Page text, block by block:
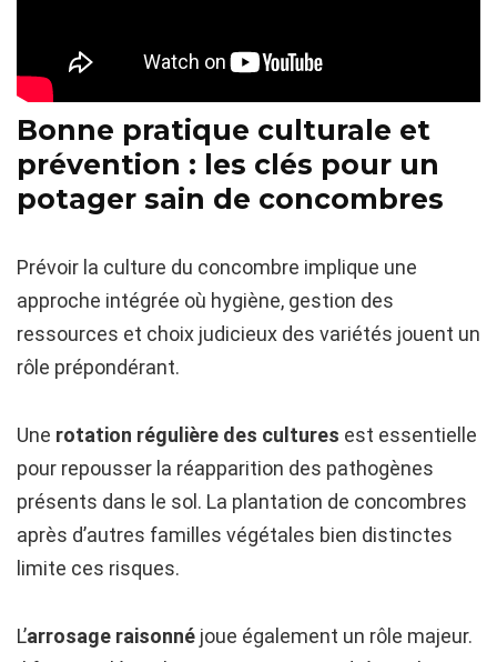
Bonne pratique culturale et
prévention : les clés pour un
potager sain de concombres
Prévoir la culture du concombre implique une
approche intégrée où hygiène, gestion des
ressources et choix judicieux des variétés jouent un
rôle prépondérant.
Une rotation régulière des cultures est essentielle
pour repousser la réapparition des pathogènes
présents dans le sol. La plantation de concombres
après d’autres familles végétales bien distinctes
limite ces risques.
L’arrosage raisonné joue également un rôle majeur.